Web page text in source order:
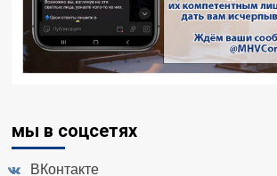
мы в соцсетях
ВКонтакте